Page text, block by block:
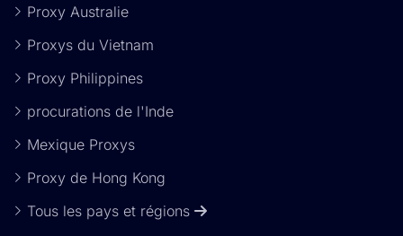
Proxy Australie
Proxys du Vietnam
Proxy Philippines
procurations de l'Inde
Mexique Proxys
Proxy de Hong Kong
Tous les pays et régions